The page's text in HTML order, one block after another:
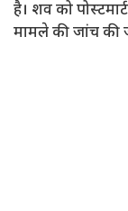
है। शव को
मामले की जांच की